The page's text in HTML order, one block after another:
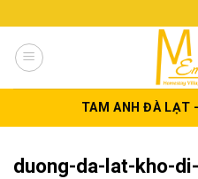
to
content
TAM ANH ĐÀ LẠT
duong-da-lat-kho-